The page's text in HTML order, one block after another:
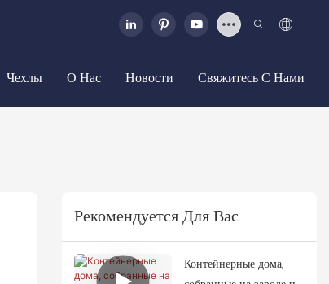
Чехлы О Нас Новости Свяжитесь С Нами
Рекомендуется Для Вас
Контейнерные дома,